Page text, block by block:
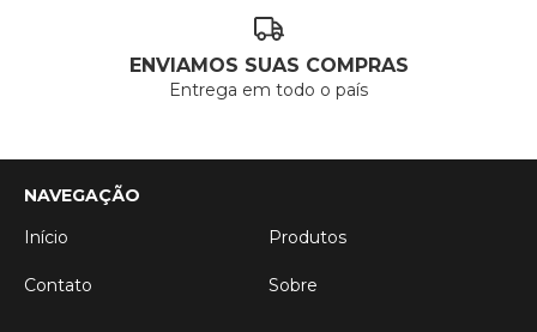
ENVIAMOS SUAS COMPRAS
Entrega em todo o país
NAVEGAÇÃO
Início
Produtos
Contato Sobre